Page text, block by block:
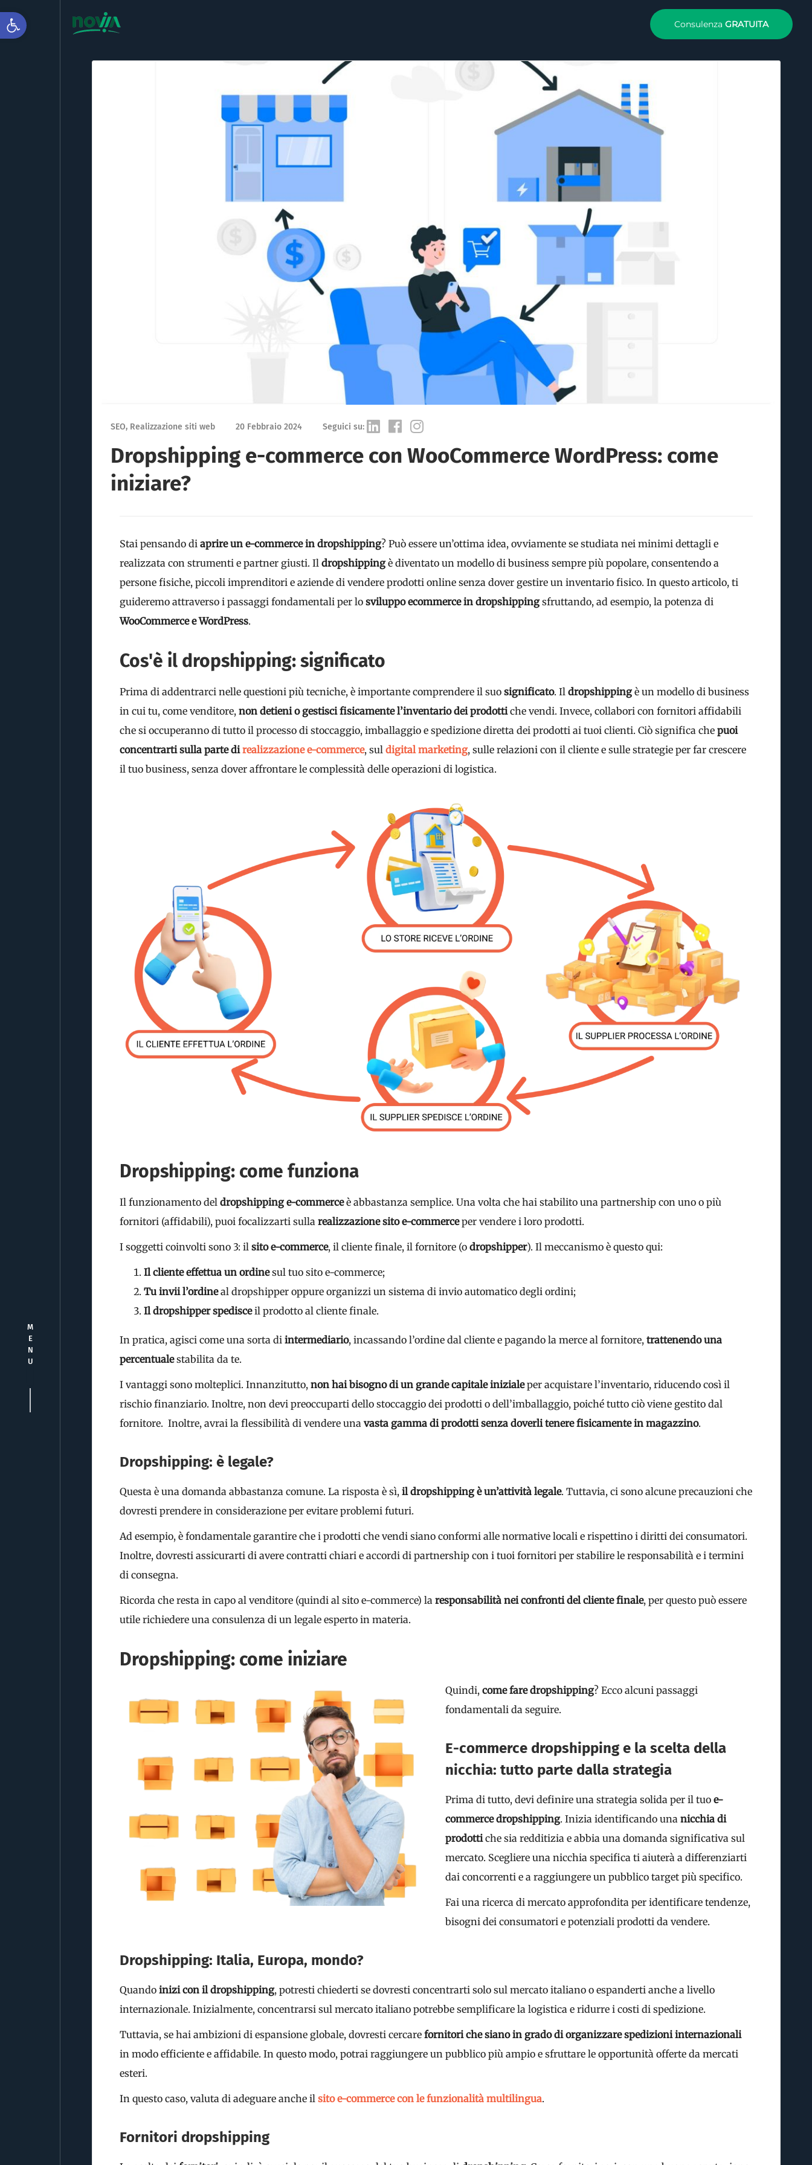
Apri la barra degli strumenti
M
E
N
U
SEO, Realizzazione siti web 20 Febbraio 2024 Seguici su:
Dropshipping e-commerce con WooCommerce WordPress: come
iniziare?
Stai pensando di aprire un e-commerce in dropshipping? Può essere un’ottima idea, ovviamente se studiata nei minimi dettagli e
realizzata con strumenti e partner giusti. Il dropshippingè diventato un modello di business sempre più popolare, consentendo a
persone fisiche, piccoli imprenditori e aziende di vendere prodotti online senza dover gestire un inventario fisico. In questo articolo, ti
guideremo attraverso i passaggi fondamentali per lo sviluppo ecommerce in dropshippingsfruttando, ad esempio, la potenza di
WooCommerce e WordPress.
Cos'è il dropshipping: significato
Prima di addentrarci nelle questioni più tecniche, è importante comprendere il suo significato. Il dropshippingè un modello di business
in cui tu, come venditore, non detieni o gestisci fisicamente l’inventario dei prodottiche vendi. Invece, collabori con fornitori affidabili
che si occuperanno di tutto il processo di stoccaggio, imballaggio e spedizione diretta dei prodotti ai tuoi clienti. Ciò significa che puoi
concentrarti sulla parte direalizzazione e-commerce, sul digital marketing, sulle relazioni con il cliente e sulle strategie per far crescere
il tuo business, senza dover affrontare le complessità delle operazioni di logistica.
Dropshipping: come funziona
Il funzionamento del dropshipping e-commerceè abbastanza semplice. Una volta che hai stabilito una partnership con uno o più
fornitori (affidabili), puoi focalizzarti sulla realizzazione sito e-commerceper vendere i loro prodotti.
I soggetti coinvolti sono 3: il sito e-commerce, il cliente finale, il fornitore (o dropshipper). Il meccanismo è questo qui:
Il cliente effettua un ordinesul tuo sito e-commerce;
Tu invii l’ordineal dropshipper oppure organizzi un sistema di invio automatico degli ordini;
Il dropshipper spedisceil prodotto al cliente finale.
In pratica, agisci come una sorta di intermediario, incassando l’ordine dal cliente e pagando la merce al fornitore, trattenendo una
percentualestabilita da te.
I vantaggi sono molteplici. Innanzitutto, non hai bisogno di un grande capitale inizialeper acquistare l’inventario, riducendo così il
rischio finanziario. Inoltre, non devi preoccuparti dello stoccaggio dei prodotti o dell’imballaggio, poiché tutto ciò viene gestito dal
fornitore. Inoltre, avrai la flessibilità di vendere una vasta gamma di prodotti senza doverli tenere fisicamente in magazzino.
Dropshipping: è legale?
Questa è una domanda abbastanza comune. La risposta è sì, il dropshipping è un’attività legale. Tuttavia, ci sono alcune precauzioni che
dovresti prendere in considerazione per evitare problemi futuri.
Ad esempio, è fondamentale garantire che i prodotti che vendi siano conformi alle normative locali e rispettino i diritti dei consumatori.
Inoltre, dovresti assicurarti di avere contratti chiari e accordi di partnership con i tuoi fornitori per stabilire le responsabilità e i termini
di consegna.
Ricorda che resta in capo al venditore (quindi al sito e-commerce) la responsabilità nei confronti del cliente finale, per questo può essere
utile richiedere una consulenza di un legale esperto in materia.
Dropshipping: come iniziare
Quindi, come fare dropshipping? Ecco alcuni passaggi
fondamentali da seguire.
E-commerce dropshipping e la scelta della
nicchia: tutto parte dalla strategia
Prima di tutto, devi definire una strategia solida per il tuo e-
commerce dropshipping. Inizia identificando una nicchia di
prodottiche sia redditizia e abbia una domanda significativa sul
mercato. Scegliere una nicchia specifica ti aiuterà a differenziarti
dai concorrenti e a raggiungere un pubblico target più specifico.
Fai una ricerca di mercato approfondita per identificare tendenze,
bisogni dei consumatori e potenziali prodotti da vendere.
Dropshipping: Italia, Europa, mondo?
Quando inizi con il dropshipping, potresti chiederti se dovresti concentrarti solo sul mercato italiano o espanderti anche a livello
internazionale. Inizialmente, concentrarsi sul mercato italiano potrebbe semplificare la logistica e ridurre i costi di spedizione.
Tuttavia, se hai ambizioni di espansione globale, dovresti cercare fornitori che siano in grado di organizzare spedizioni internazionali
in modo efficiente e affidabile. In questo modo, potrai raggiungere un pubblico più ampio e sfruttare le opportunità offerte da mercati
esteri.
In questo caso, valuta di adeguare anche il sito e-commerce con le funzionalità multilingua.
Fornitori dropshipping
Consulenza GRATUITA